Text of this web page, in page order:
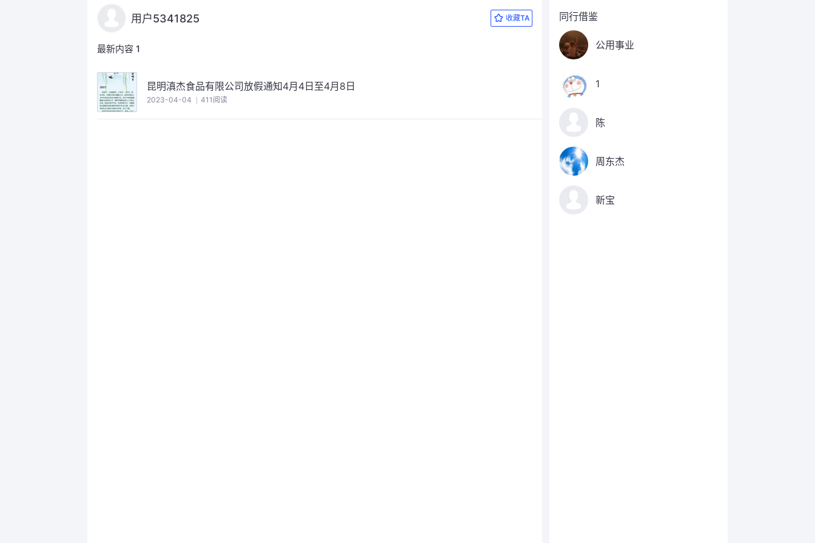
用户5341825 收藏TA
最新内容 1
昆明滇杰食品有限公司放假通知4月4日至4月8日
2023-04-04 411阅读
同行借鉴
公用事业
1
陈
周东杰
新宝